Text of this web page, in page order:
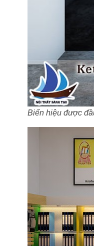
Biển hiệu được